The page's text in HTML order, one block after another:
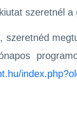
szeretnél a
szeretnéd